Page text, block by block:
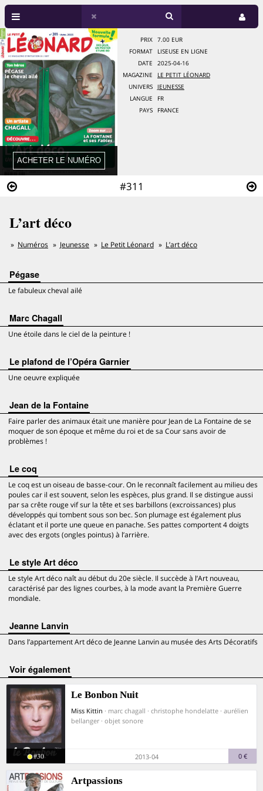
#311
PRIX
7.00 EUR
FORMAT
LISEUSE EN LIGNE
DATE
2025-04-16
MAGAZINE
LE PETIT LÉONARD
UNIVERS
JEUNESSE
LANGUE
FR
PAYS
FRANCE
L’art déco
Numéros Jeunesse Le Petit Léonard L’art déco
Pégase
Le fabuleux cheval ailé
Marc Chagall
Une étoile dans le ciel de la peinture !
Le plafond de l’Opéra Garnier
Une oeuvre expliquée
Jean de la Fontaine
Faire parler des animaux était une manière pour Jean de La Fontaine de se
moquer de son époque et même du roi et de sa Cour sans avoir de
problèmes !
Le coq
Le coq est un oiseau de basse-cour. On le reconnaît facilement au milieu des
poules car il est souvent, selon les espèces, plus grand. Il se distingue aussi
par sa crête rouge vif sur la tête et ses barbillons (excroissances) plus
développés qui tombent sous son bec. Son plumage est également plus
éclatant et il porte une queue en panache. Ses pattes comportent 4 doigts
avec des ergots (ongles pointus) à l’arrière.
Le style Art déco
Le style Art déco naît au début du 20e siècle. Il succède à l’Art nouveau,
caractérisé par des lignes courbes, à la mode avant la Première Guerre
mondiale.
Jeanne Lanvin
Dans l’appartement Art déco de Jeanne Lanvin au musée des Arts Décoratifs
voir également
Le Bonbon Nuit
Miss Kittin · marc chagall · christophe hondelatte · aurélien
bellanger · objet sonore
#30 2013-04 0 €
Artpassions